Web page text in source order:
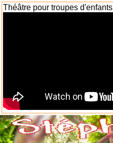
Théâtre pour troupes d'enfants